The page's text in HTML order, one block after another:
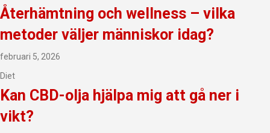
Återhämtning och wellness – vilka
metoder väljer människor idag?
februari 5, 2026
Diet
Kan CBD-olja hjälpa mig att gå ner i
vikt?